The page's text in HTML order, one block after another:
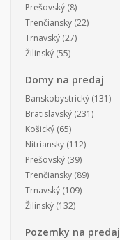
Prešovský (8)
Trenčiansky (22)
Trnavský (27)
Žilinský (55)
Domy na predaj
Banskobystrický (131)
Bratislavský (231)
Košický (65)
Nitriansky (112)
Prešovský (39)
Trenčiansky (89)
Trnavský (109)
Žilinský (132)
Pozemky na predaj